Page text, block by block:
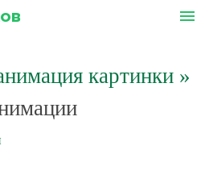
menu
картинки»